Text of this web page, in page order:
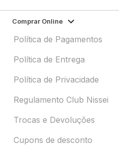
Comprar Online
Política de Pagamentos
Política de Entrega
Política de Privacidade
Regulamento Club Nissei
Trocas e Devoluções
Cupons de desconto